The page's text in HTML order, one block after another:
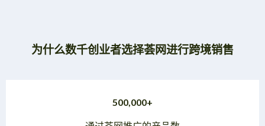
为什么数千创业者选择荟网进行跨境销售
500,000+